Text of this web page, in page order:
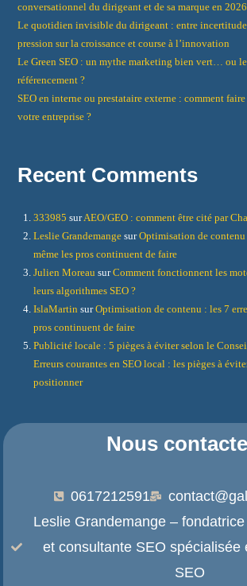
conversationnel du dirigeant et de sa marque en 2026
Le quotidien invisible du dirigeant : entre
pression sur la croissance et course à l’innovation
Le Green SEO : un mythe marketing bien vert… ou
référencement ?
SEO en interne ou prestataire externe : comment
votre entreprise ?
Recent Comments
333985 surAEO/GEO : comment être cité par
Leslie Grandemange surOptimisation de contenu
même les pros continuent de faire
Julien Moreau surComment fonctionnent les
leurs algorithmes SEO ?
IslaMartin surOptimisation de contenu : les 7
pros continuent de faire
Publicité locale : 5 pièges à éviter selon le
Erreurs courantes en SEO local : les pièges à
positionner
Nous
0617212591
Leslie Grandemange –
et consultante SEO spécialisée
SEO